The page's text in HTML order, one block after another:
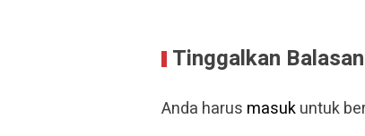
Tinggalkan Balasan
Anda harus masukuntuk